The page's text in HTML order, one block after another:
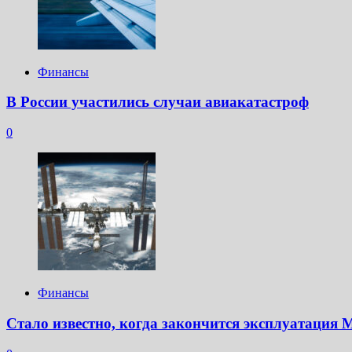
Финансы
В России участились случаи авиакатастроф
0
Финансы
Стало известно, когда закончится